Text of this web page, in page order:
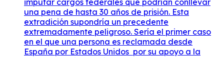
imputar cargos federales que podrían conllevar
una pena de hasta 30 años de prisión. Esta
extradición supondría un precedente
extremadamente peligroso. Sería el primer caso
en el que una persona es reclamada desde
España por Estados Unidos por su apoyo a la